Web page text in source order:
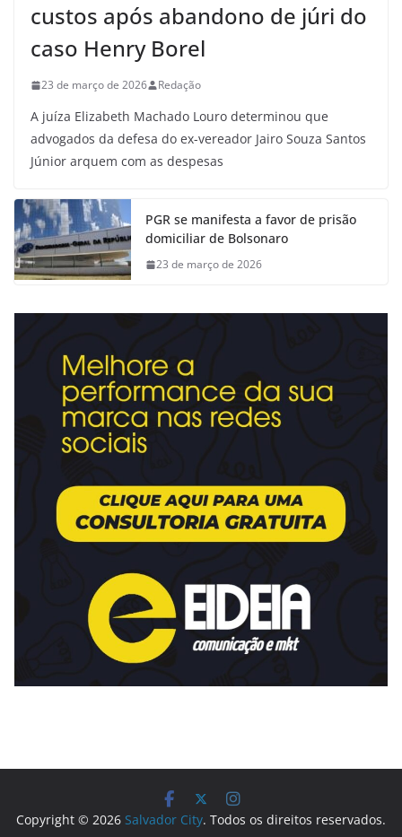
custos após abandono de júri do
caso Henry Borel
23 de março de 2026 Redação
A juíza Elizabeth Machado Louro determinou que
advogados da defesa do ex-vereador Jairo Souza Santos
Júnior arquem com as despesas
PGR se manifesta a favor de prisão
domiciliar de Bolsonaro
23 de março de 2026
Copyright © 2026 Salvador City. Todos os direitos reservados.